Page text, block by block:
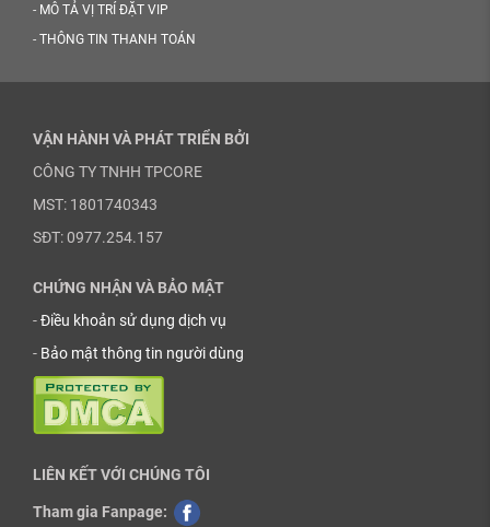
- MÔ TẢ VỊ TRÍ ĐẶT VIP
- THÔNG TIN THANH TOÁN
VẬN HÀNH VÀ PHÁT TRIỂN BỞI
CÔNG TY TNHH TPCORE
MST: 1801740343
SĐT: 0977.254.157
CHỨNG NHẬN VÀ BẢO MẬT
-Điều khoản sử dụng dịch vụ
- Bảo mật thông tin người dùng
LIÊN KẾT VỚI CHÚNG TÔI
Tham gia Fanpage: